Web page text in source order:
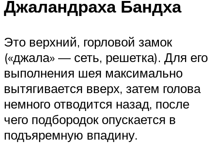
Джаландраха Бандха
Это верхний, горловой замок
(«джала» — сеть, решетка). Для его
выполнения шея максимально
вытягивается вверх, затем голова
немного отводится назад, после
чего подбородок опускается в
подъяремную впадину.